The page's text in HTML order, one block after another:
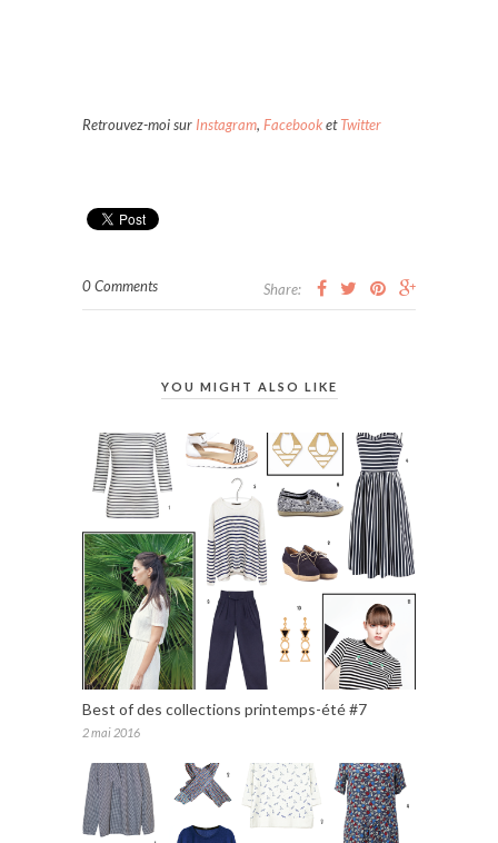
Retrouvez-moi sur Instagram, FacebooketTwitter
0 Comments Share:
YOU MIGHT ALSO LIKE
Best of des collections printemps-été #7
2 mai 2016